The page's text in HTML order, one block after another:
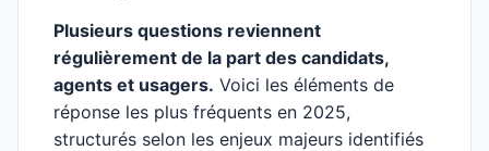
Plusieurs questions reviennent
régulièrement de la part des candidats,
agents et usagers. Voici les éléments de
réponse les plus fréquents en 2025,
structurés selon les enjeux majeurs identifiés